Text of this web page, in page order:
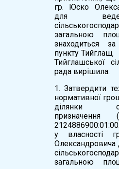
гр. Юско
для
загальною
знаходиться
пункту Тийглаш,
Тийглашської
рада вирішила:
1. Затвердити
нормативної
ділянки
призначення
у власності
Олександровича
загальною